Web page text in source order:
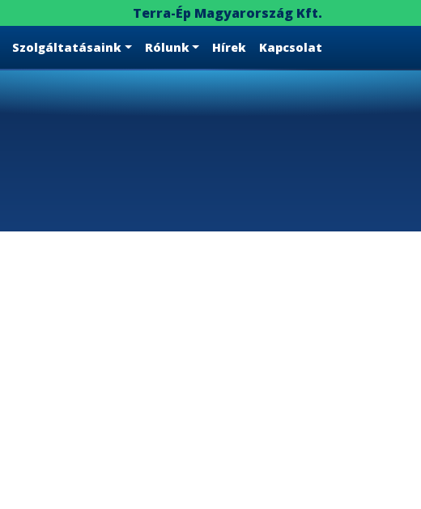
Terra-Ép Magyarország Kft.
Szolgáltatásaink Rólunk Hírek Kapcsolat